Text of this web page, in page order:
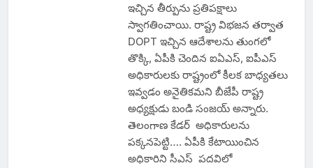
ఇచ్చిన తీర్పును ప్రతిపక్షాలు
స్వాగతించాయి. రాష్ట్ర విభజన తర్వాత
DOPT ఇచ్చిన ఆదేశాలను తుంగలో
తొక్కి, ఏపీకి చెందిన ఐఏఎస్, ఐపీఎస్
అధికారులకు రాష్ట్రంలో కీలక బాధ్యతలు
ఇవ్వడం అనైతికమని బీజేపీ రాష్ట్ర
అధ్యక్షుడు బండి సంజయ్ అన్నారు.
తెలంగాణ కేడర్ అధికారులను
పక్కనపెట్టి…. ఏపీకి కేటాయించిన
అధికారిని సీఎస్ పదవిలో